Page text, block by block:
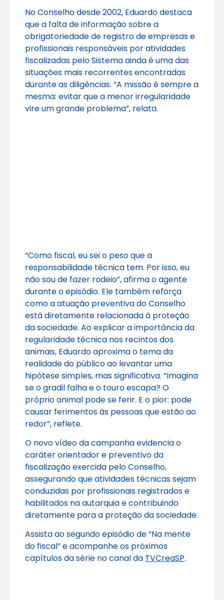
No Conselho desde 2002, Eduardo destaca
que a falta de informação sobre a
obrigatoriedade de registro de empresas e
profissionais responsáveis por atividades
fiscalizadas pelo Sistema ainda é uma das
situações mais recorrentes encontradas
durante as diligências. “A missão é sempre a
mesma: evitar que a menor irregularidade
vire um grande problema”, relata.
“Como fiscal, eu sei o peso que a
responsabilidade técnica tem. Por isso, eu
não sou de fazer rodeio”, afirma o agente
durante o episódio. Ele também reforça
como a atuação preventiva do Conselho
está diretamente relacionada à proteção
da sociedade. Ao explicar a importância da
regularidade técnica nos recintos dos
animais, Eduardo aproxima o tema da
realidade do público ao levantar uma
hipótese simples, mas significativa. “Imagina
se o gradil falha e o touro escapa? O
próprio animal pode se ferir. E o pior: pode
causar ferimentos às pessoas que estão ao
redor”, reflete.
O novo vídeo da campanha evidencia o
caráter orientador e preventivo da
fiscalização exercida pelo Conselho,
assegurando que atividades técnicas sejam
conduzidas por profissionais registrados e
habilitados na autarquia e contribuindo
diretamente para a proteção da sociedade.
Assista ao segundo episódio de “Na mente
do fiscal”e acompanhe os próximos
capítulos da série no canal da TVCreaSP.